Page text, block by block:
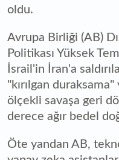
oldu.
Avrupa Birliği (AB)
Politikası Yüksek
İsrail'in İran'a
"kırılgan duraksama"
ölçekli savaşa geri
derece ağır bedel
Öte yandan AB,